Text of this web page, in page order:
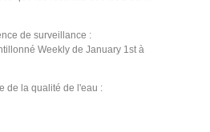
de surveillance :
Weekly de January 1st à
de la qualité de l'eau :